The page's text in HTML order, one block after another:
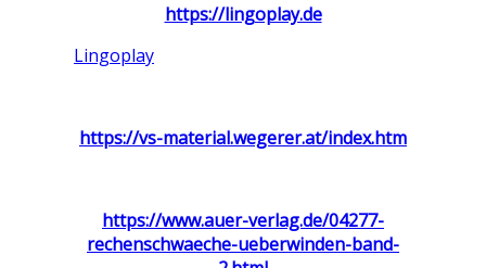
https://lingoplay.de
Lingoplay
https://vs-material.wegerer.at/index.htm
https://www.auer-verlag.de/04277-
rechenschwaeche-ueberwinden-band-